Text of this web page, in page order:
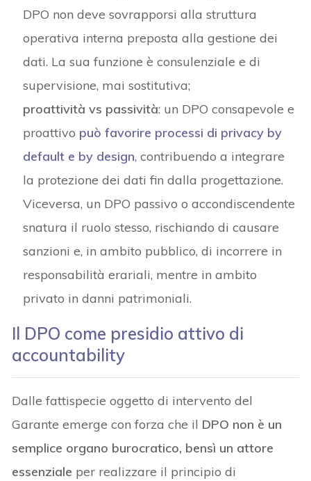
DPO non deve sovrapporsi alla struttura
operativa interna preposta alla gestione dei
dati. La sua funzione è consulenziale e di
supervisione, mai sostitutiva;
proattività vs passività: un DPO consapevole e
proattivo può favorire processi di privacy by
default e by design, contribuendo a integrare
la protezione dei dati fin dalla progettazione.
Viceversa, un DPO passivo o accondiscendente
snatura il ruolo stesso, rischiando di causare
sanzioni e, in ambito pubblico, di incorrere in
responsabilità erariali, mentre in ambito
privato in danni patrimoniali.
Il DPO come presidio attivo di
accountability
Dalle fattispecie oggetto di intervento del
Garante emerge con forza che il DPO non è un
semplice organo burocratico, bensì un attore
essenziale per realizzare il principio di